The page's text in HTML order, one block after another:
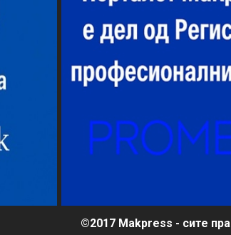
©2017 Makpress - сите